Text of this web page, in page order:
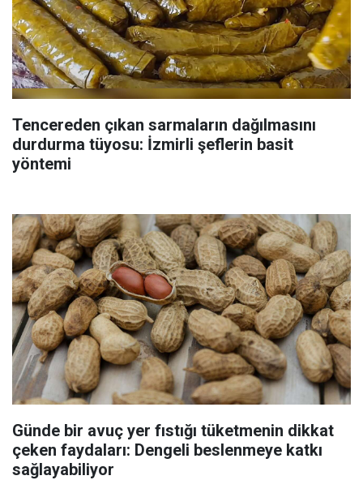
Tencereden çıkan sarmaların dağılmasını
durdurma tüyosu: İzmirli şeflerin basit
yöntemi
Günde bir avuç yer fıstığı tüketmenin dikkat
çeken faydaları: Dengeli beslenmeye katkı
sağlayabiliyor